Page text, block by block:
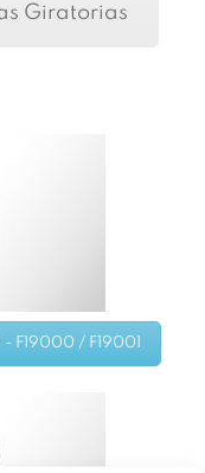
Giratorias
- F19000 / F19001